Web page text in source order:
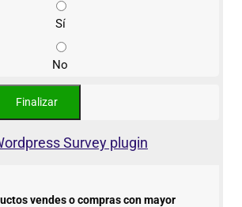
Sí
No
Survey plugin
vendes o compras con mayor